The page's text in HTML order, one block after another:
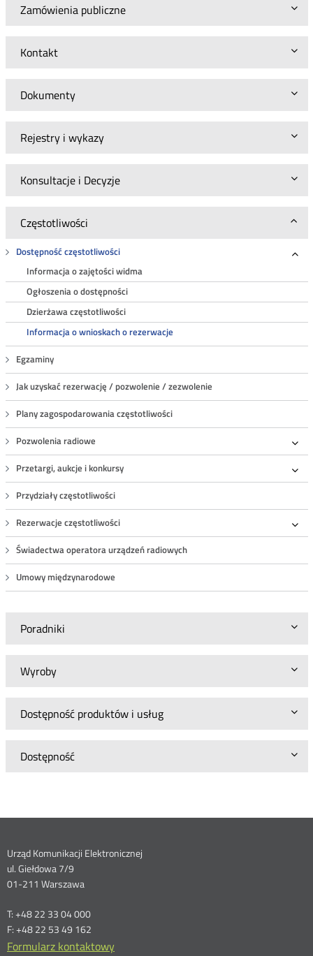
Zamówienia publiczne
Kontakt
Dokumenty
Rejestry i wykazy
Konsultacje i Decyzje
Częstotliwości
Dostępność częstotliwości
Informacja o zajętości widma
Ogłoszenia o dostępności
Dzierżawa częstotliwości
Informacja o wnioskach o rezerwacje
Egzaminy
Jak uzyskać rezerwację / pozwolenie / zezwolenie
Plany zagospodarowania częstotliwości
Pozwolenia radiowe
Przetargi, aukcje i konkursy
Przydziały częstotliwości
Rezerwacje częstotliwości
Świadectwa operatora urządzeń radiowych
Umowy międzynarodowe
Poradniki
Wyroby
Dostępność produktów i usług
Dostępność
Dane
kontaktowe
Urząd Komunikacji Elektronicznej
ul. Giełdowa 7/9
01-211 Warszawa
T: +48 22 33 04 000
F: +48 22 53 49 162
Formularz kontaktowy